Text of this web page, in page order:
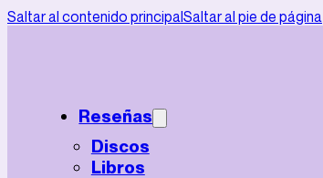
Saltar al contenido principalSaltar al pie de página
Reseñas
Discos
Libros